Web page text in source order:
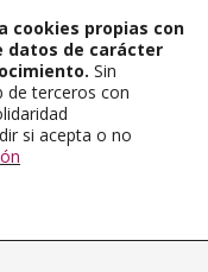
cookies propias con
datos de carácter
Sin
de terceros con
si acepta o no